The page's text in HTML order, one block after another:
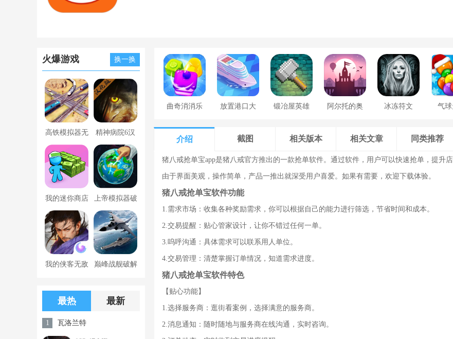
火爆游戏 换一换
高铁模拟器无
限金币版
精神病院6汉
化版下载
我的迷你商店
破解版无限金
币版下载中文
上帝模拟器破
解版全解锁无
广告
我的侠客无敌 巅峰战舰破解
限钻石
最热 最新
1 瓦洛兰特
曲奇消消乐 放置港口大 锻冶屋英雄 阿尔托的奥 冰冻符文 气
介绍 截图 相关版本 相关文章 同类推荐
猪八戒抢单宝app是猪八戒官方推出的一款抢单软件。通过软件，用户可以快速抢单，提升
由于界面美观，操作简单，产品一推出就深受用户喜爱。如果有需要，欢迎下载体验。
猪八戒抢单宝软件功能
1.需求市场：收集各种奖励需求，你可以根据自己的能力进行筛选，节省时间和成本。
2.交易提醒：贴心管家设计，让你不错过任何一单。
3.呜呼沟通：具体需求可以联系用人单位。
4.交易管理：清楚掌握订单情况，知道需求进度。
猪八戒抢单宝软件特色
【贴心功能】
1.选择服务商：逛街看案例，选择满意的服务商。
2.消息通知：随时随地与服务商在线沟通，实时咨询。